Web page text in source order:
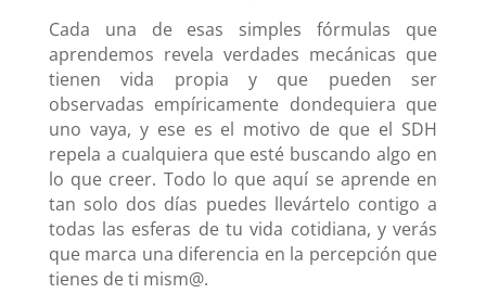
Cada una de esas simples fórmulas que
aprendemos revela verdades mecánicas que
tienen vida propia y que pueden ser
observadas empíricamente dondequiera que
uno vaya, y ese es el motivo de que el SDH
repela a cualquiera que esté buscando algo en
lo que creer. Todo lo que aquí se aprende en
tan solo dos días puedes llevártelo contigo a
todas las esferas de tu vida cotidiana, y verás
que marca una diferencia en la percepción que
tienes de ti mism@.